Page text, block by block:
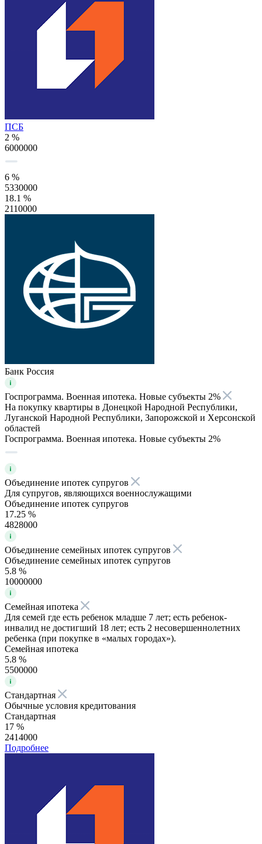
ПСБ
2 %
6000000
6 %
5330000
18.1 %
2110000
Банк Россия
Госпрограмма. Военная ипотека. Новые субъекты 2%
На покупку квартиры в Донецкой Народной Республики,
Луганской Народной Республики, Запорожской и Херсонской
областей
Госпрограмма. Военная ипотека. Новые субъекты 2%
Объединение ипотек супругов
Для супругов, являющихся военнослужащими
Объединение ипотек супругов
17.25 %
4828000
Объединение семейных ипотек супругов
Объединение семейных ипотек супругов
5.8 %
10000000
Семейная ипотека
Для семей где есть ребенок младше 7 лет; есть ребенок-
инвалид не достигший 18 лет; есть 2 несовершеннолетних
ребенка (при покупке в «малых городах»).
Семейная ипотека
5.8 %
5500000
Стандартная
Обычные условия кредитования
Стандартная
17 %
2414000
Подробнее